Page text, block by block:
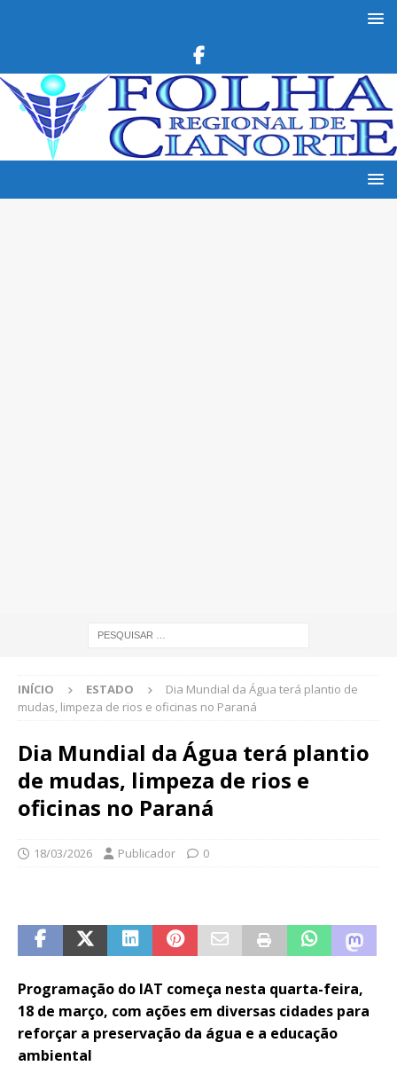
INÍCIO ESTADO
Dia Mundial da Água terá plantio de
mudas, limpeza de rios e oficinas no Paraná
Dia Mundial da Água terá plantio
de mudas, limpeza de rios e
oficinas no Paraná
18/03/2026 Publicador 0
Programação do IAT começa nesta quarta-feira,
18 de março, com ações em diversas cidades para
reforçar a preservação da água e a educação
ambiental